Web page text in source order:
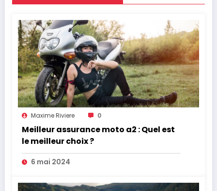
Maxime Riviere 0
Meilleur assurance moto a2 : Quel est
le meilleur choix ?
6 mai 2024